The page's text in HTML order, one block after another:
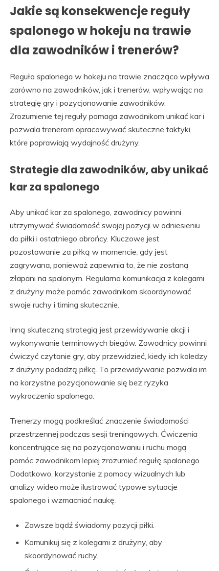
Jakie są konsekwencje reguły
spalonego w hokeju na trawie
dla zawodników i trenerów?
Reguła spalonego w hokeju na trawie znacząco wpływa
zarówno na zawodników, jak i trenerów, wpływając na
strategię gry i pozycjonowanie zawodników.
Zrozumienie tej reguły pomaga zawodnikom unikać kar i
pozwala trenerom opracowywać skuteczne taktyki,
które poprawiają wydajność drużyny.
Strategie dla zawodników, aby unikać
kar za spalonego
Aby unikać kar za spalonego, zawodnicy powinni
utrzymywać świadomość swojej pozycji w odniesieniu
do piłki i ostatniego obrońcy. Kluczowe jest
pozostawanie za piłką w momencie, gdy jest
zagrywana, ponieważ zapewnia to, że nie zostaną
złapani na spalonym. Regularna komunikacja z kolegami
z drużyny może pomóc zawodnikom skoordynować
swoje ruchy i timing skutecznie.
Inną skuteczną strategią jest przewidywanie akcji i
wykonywanie terminowych biegów. Zawodnicy powinni
ćwiczyć czytanie gry, aby przewidzieć, kiedy ich koledzy
z drużyny podadzą piłkę. To przewidywanie pozwala im
na korzystne pozycjonowanie się bez ryzyka
wykroczenia spalonego.
Trenerzy mogą podkreślać znaczenie świadomości
przestrzennej podczas sesji treningowych. Ćwiczenia
koncentrujące się na pozycjonowaniu i ruchu mogą
pomóc zawodnikom lepiej zrozumieć regułę spalonego.
Dodatkowo, korzystanie z pomocy wizualnych lub
analizy wideo może ilustrować typowe sytuacje
spalonego i wzmacniać naukę.
Zawsze bądź świadomy pozycji piłki.
Komunikuj się z kolegami z drużyny, aby
skoordynować ruchy.